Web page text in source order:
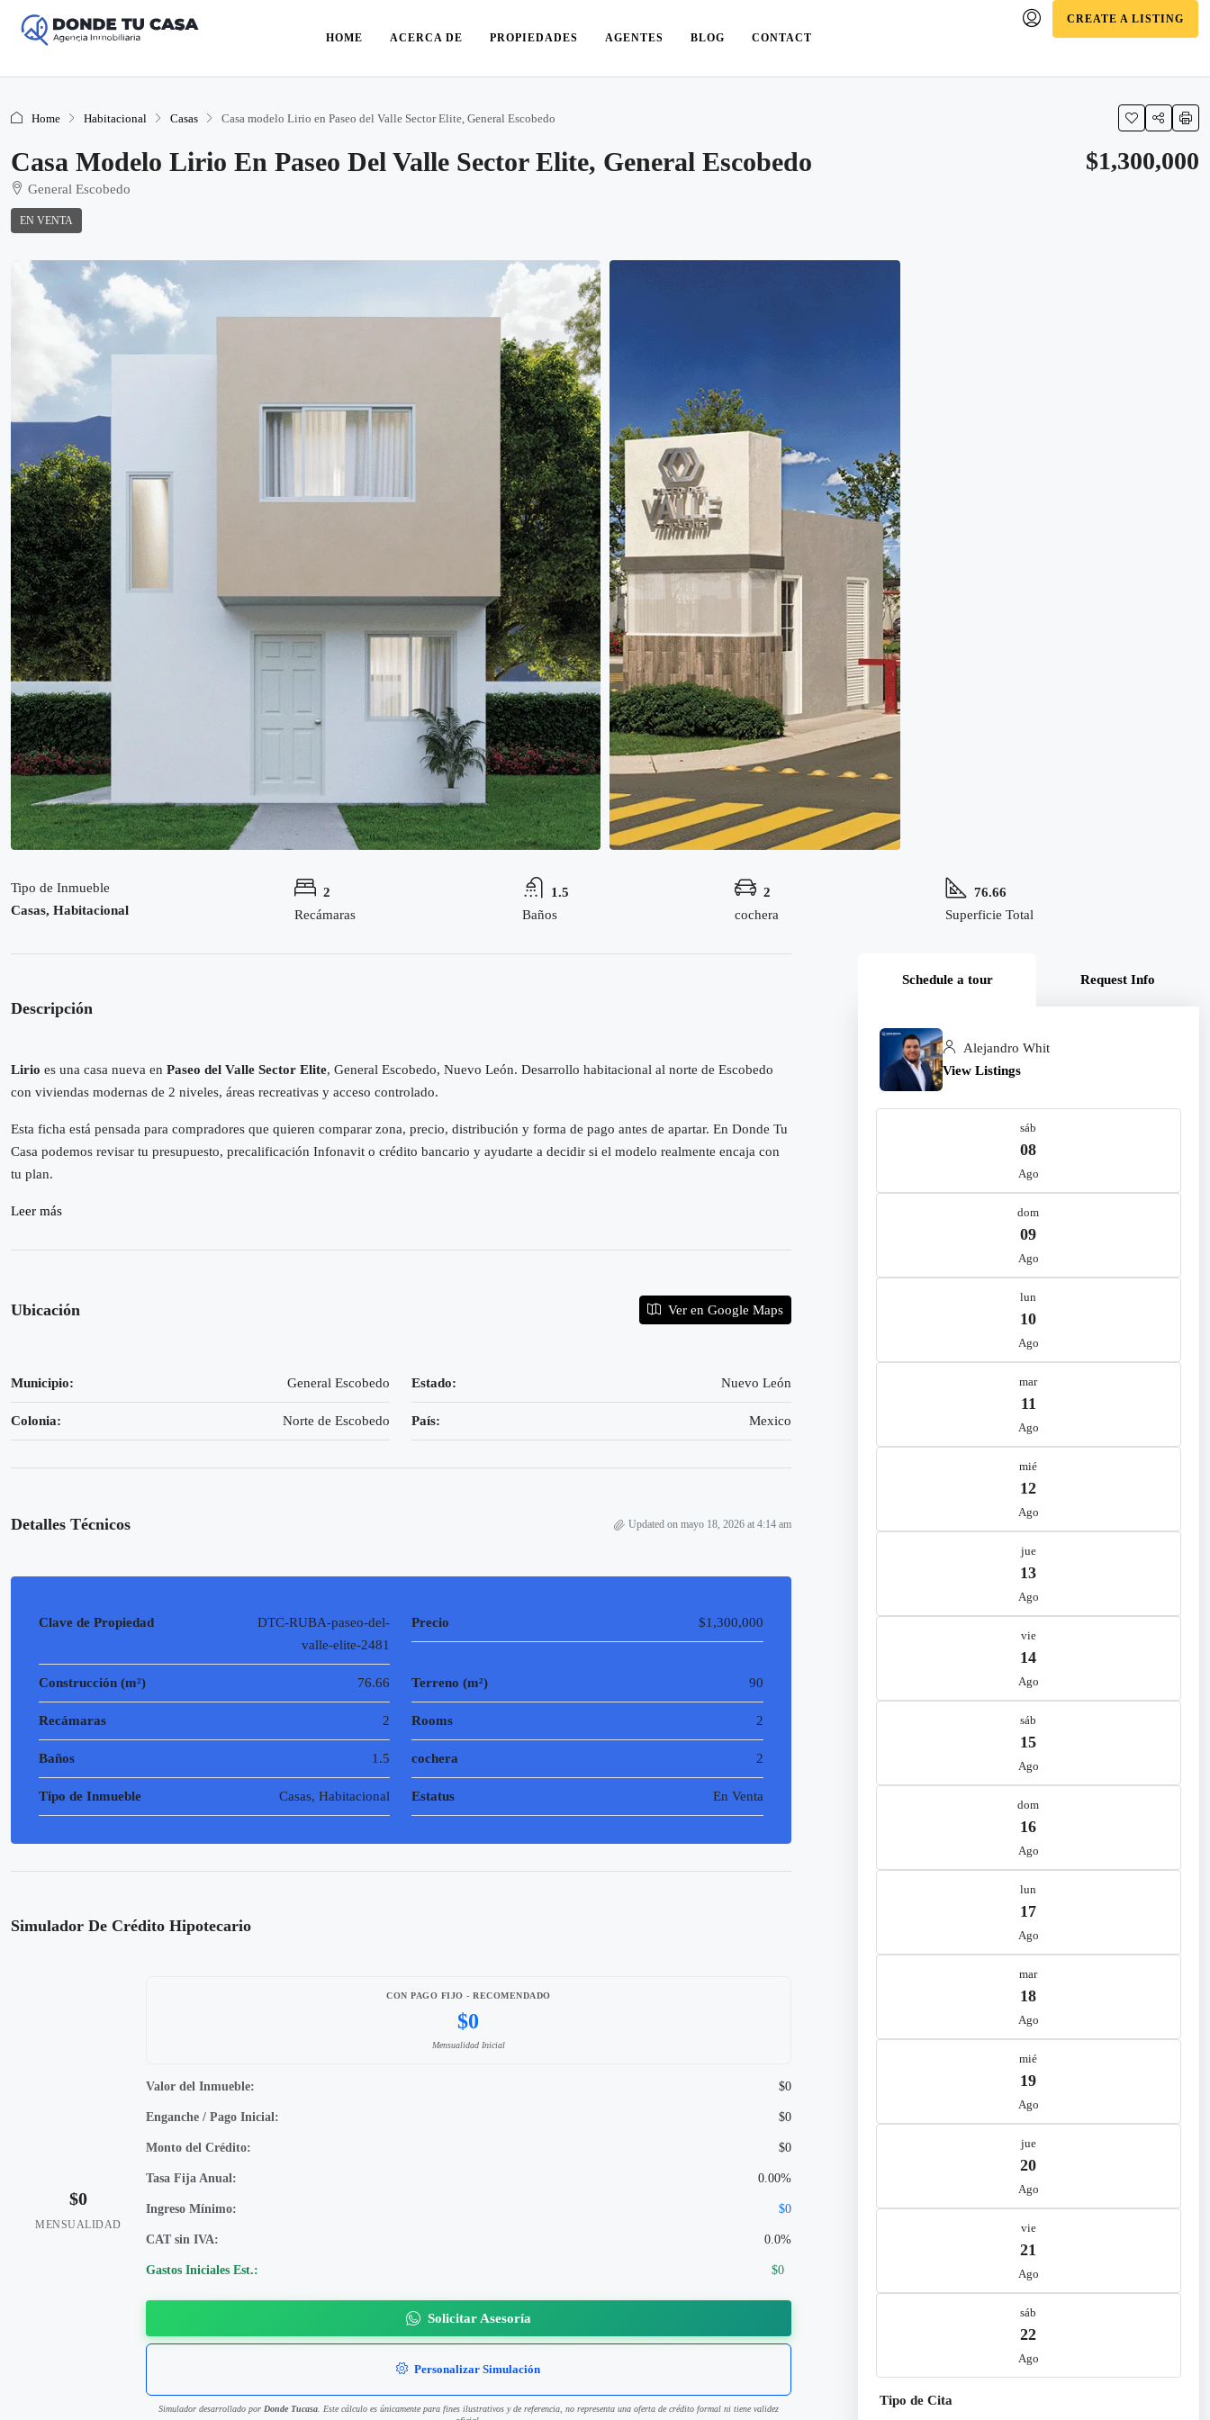
HOME ACERCA DE PROPIEDADES AGENTES BLOG CONTACT
CREATE A LISTING
Home Habitacional Casas Casa modelo Lirio en Paseo del Valle Sector Elite, General Escobedo
Casa Modelo Lirio En Paseo Del Valle Sector Elite, General Escobedo
General Escobedo
EN VENTA
$1,300,000
Tipo de Inmueble
Casas, Habitacional
2
Recámaras
1.5
Baños
2
cochera
76.66
Superficie Total
Descripción
Lirio es una casa nueva en Paseo del Valle Sector Elite, General Escobedo, Nuevo León. Desarrollo habitacional al norte de Escobedo
con viviendas modernas de 2 niveles, áreas recreativas y acceso controlado.
Esta ficha está pensada para compradores que quieren comparar zona, precio, distribución y forma de pago antes de apartar. En Donde Tu
Casa podemos revisar tu presupuesto, precalificación Infonavit o crédito bancario y ayudarte a decidir si el modelo realmente encaja con
tu plan.
Leer más
Ubicación Ver en Google Maps
Municipio: General Escobedo Estado: Nuevo León
Colonia: Norte de Escobedo País: Mexico
Detalles Técnicos Updated on mayo 18, 2026 at 4:14 am
Clave de Propiedad
DTC-RUBA-paseo-del-
valle-elite-2481
Precio $1,300,000
Construcción (m²) 76.66 Terreno (m²) 90
Recámaras 2 Rooms 2
Baños 1.5 cochera 2
Tipo de Inmueble Casas, Habitacional Estatus En Venta
Simulador De Crédito Hipotecario
$0
MENSUALIDAD
CON PAGO FIJO - RECOMENDADO
$0
Mensualidad Inicial
Valor del Inmueble: $0
Enganche / Pago Inicial: $0
Monto del Crédito: $0
Tasa Fija Anual: 0.00%
Ingreso Mínimo: $0
CAT sin IVA: 0.0%
Gastos Iniciales Est.: $0
Solicitar Asesoría
Personalizar Simulación
Simulador desarrollado por Donde Tucasa. Este cálculo es únicamente para fines ilustrativos y de referencia, no representa una oferta de crédito formal ni tiene validez
Schedule a tour Request Info
Alejandro Whit
View Listings
sáb
08
Ago
dom
09
Ago
lun
10
Ago
mar
11
Ago
mié
12
Ago
jue
13
Ago
vie
14
Ago
sáb
15
Ago
dom
16
Ago
lun
17
Ago
mar
18
Ago
mié
19
Ago
jue
20
Ago
vie
21
Ago
sáb
22
Ago
Tipo de Cita